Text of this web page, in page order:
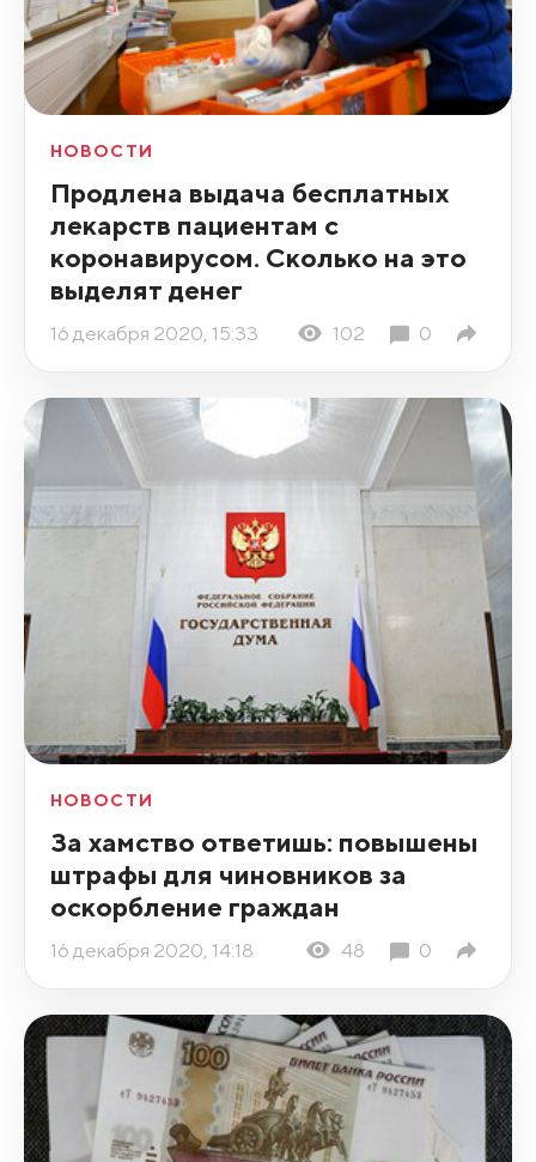
НОВОСТИ
Продлена выдача бесплатных
лекарств пациентам с
коронавирусом. Сколько на это
выделят денег
16 декабря 2020, 15:33 102 0
НОВОСТИ
За хамство ответишь: повышены
штрафы для чиновников за
оскорбление граждан
16 декабря 2020, 14:18 48 0